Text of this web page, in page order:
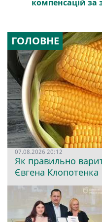
компенсацій за
ГОЛОВНЕ
07.08.2026 20:12
Як правильно
Євгена Клопотенка